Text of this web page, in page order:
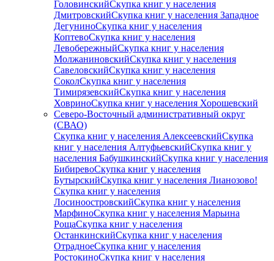
ГоловинскийСкупка книг у населения
ДмитровскийСкупка книг у населения Западное
ДегуниноСкупка книг у населения
КоптевоСкупка книг у населения
ЛевобережныйСкупка книг у населения
МолжаниновскийСкупка книг у населения
СавеловскийСкупка книг у населения
СоколСкупка книг у населения
ТимирязевскийСкупка книг у населения
ХовриноСкупка книг у населения Хорошевский
Северо-Восточный административный округ
(СВАО)
Скупка книг у населения АлексеевскийСкупка
книг у населения АлтуфьевскийСкупка книг у
населения БабушкинскийСкупка книг у населения
БибиревоСкупка книг у населения
БутырскийСкупка книг у населения Лианозово!
Скупка книг у населения
ЛосиноостровскийСкупка книг у населения
МарфиноСкупка книг у населения Марьина
РощаСкупка книг у населения
ОстанкинскийСкупка книг у населения
ОтрадноеСкупка книг у населения
РостокиноСкупка книг у населения